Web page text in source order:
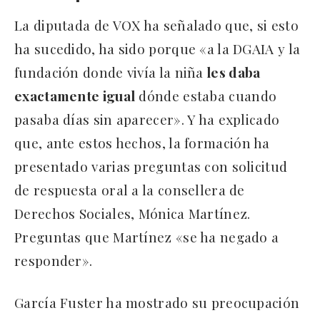
La diputada de VOX ha señalado que, si esto
ha sucedido, ha sido porque «a la DGAIA y la
fundación donde vivía la niña les daba
exactamente igual dónde estaba cuando
pasaba días sin aparecer». Y ha explicado
que, ante estos hechos, la formación ha
presentado varias preguntas con solicitud
de respuesta oral a la consellera de
Derechos Sociales, Mónica Martínez.
Preguntas que Martínez «se ha negado a
responder».
García Fuster ha mostrado su preocupación